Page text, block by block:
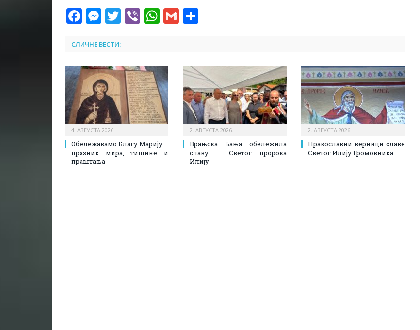
Facebook
Messenger
Twitter
ViberWhatsApp
Gmail
СЛИЧНЕ ВЕСТИ:
4. АВГУСТА 2026.
Обележавамо Благу Марију –
празник мира, тишине и
праштања
2. АВГУСТА 2026.
Врањска Бања обележила
славу – Светог пророка
Илију
2. АВГУСТА 2026.
Православни верници славе
Светог Илију Громовника